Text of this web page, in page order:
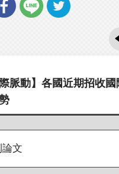
際脈動】各國近期招收
論文